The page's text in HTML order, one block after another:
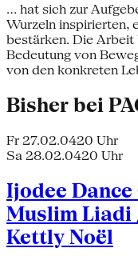
... hat sich zur
Wurzeln inspirierten,
bestärken. Die
Bedeutung von
von den konkreten
Bisher bei
Fr 27.02.0420 Uhr
Sa 28.02.0420 Uhr
Ijodee
Muslim Liadi
Kettly Noël